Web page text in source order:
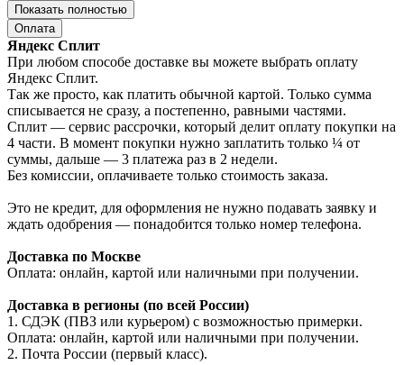
Показать полностью
Оплата
Яндекс Сплит
При любом способе доставке вы можете выбрать оплату
Яндекс Сплит.
Так же просто, как платить обычной картой. Только сумма
списывается не сразу, а постепенно, равными частями.
Сплит — сервис рассрочки, который делит оплату покупки на
4 части. В момент покупки нужно заплатить только ¼ от
суммы, дальше — 3 платежа раз в 2 недели.
Без комиссии, оплачиваете только стоимость заказа.
Это не кредит, для оформления не нужно подавать заявку и
ждать одобрения — понадобится только номер телефона.
Доставка по Москве
Оплата: онлайн, картой или наличными при получении.
Доставка в регионы (по всей России)
1. СДЭК (ПВЗ или курьером) с возможностью примерки.
Оплата: онлайн, картой или наличными при получении.
2. Почта России (первый класс).